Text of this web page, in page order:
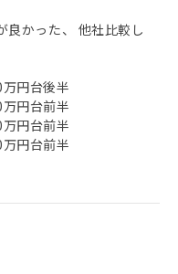
良かった、 他社比較し
円台後半
円台前半
円台前半
円台前半